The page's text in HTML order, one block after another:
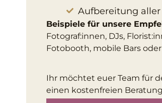
Aufbereitung
Beispiele für unsere
Fotograf:innen, DJs,
Fotobooth, mobile Bars
Ihr möchtet euer Team für
einen kostenfreien